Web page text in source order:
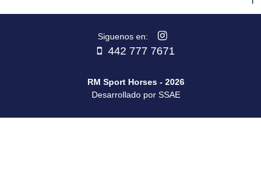
Siguenos en:
442 777 7671
RM Sport Horses - 2026
Desarrollado por SSAE